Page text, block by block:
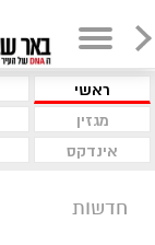
ראשי
מגזין
אינדקס
חדשות